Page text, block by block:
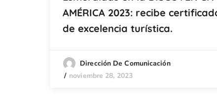
AMÉRICA 2023: recibe
de excelencia turística.
Dirección De Comunicación
noviembre 28, 2023